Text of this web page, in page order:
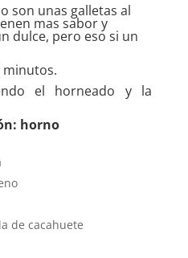
son unas galletas al
mas sabor y
dulce, pero eso si un
el horneado y la
horno
de cacahuete